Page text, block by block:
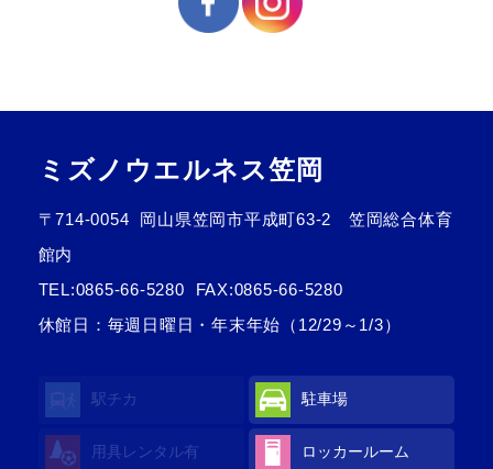
ミズノウエルネス笠岡
〒714-0054
岡山県笠岡市平成町63-2 笠岡総合体育
館内
TEL:0865-66-5280
FAX:0865-66-5280
休館日：毎週日曜日・年末年始（12/29～1/3）
駅チカ 駐車場
用具レンタル有 ロッカールーム